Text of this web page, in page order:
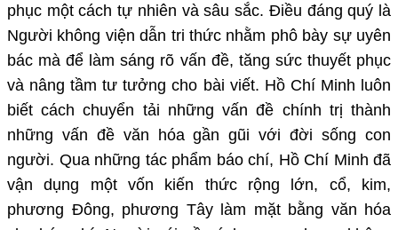
phục một cách tự nhiên và sâu sắc. Điều đáng quý là
Người không viện dẫn tri thức nhằm phô bày sự uyên
bác mà để làm sáng rõ vấn đề, tăng sức thuyết phục
và nâng tầm tư tưởng cho bài viết. Hồ Chí Minh luôn
biết cách chuyển tải những vấn đề chính trị thành
những vấn đề văn hóa gần gũi với đời sống con
người. Qua những tác phẩm báo chí, Hồ Chí Minh đã
vận dụng một vốn kiến thức rộng lớn, cổ, kim,
phương Đông, phương Tây làm mặt bằng văn hóa